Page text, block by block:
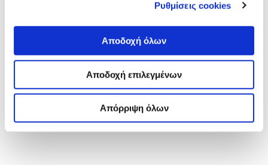
Ρυθμίσεις cookies
Αποδοχή όλων
Αποδοχή επιλεγμένων
Απόρριψη όλων
δεν είναι τελείως διαφορετικά
πράγματα. Υπάρχει μια συνέχεια.
Περισσότερο μέσα από περιπτώσεις
μελέτης θα τα έβλεπα να
εμφανίζονται.
μέλος focus group